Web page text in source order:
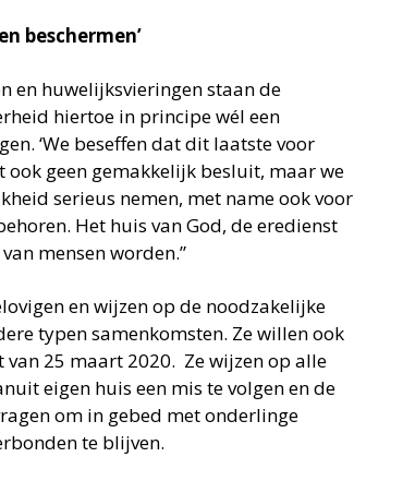
beschermen’
en huwelijksvieringen staan de
hiertoe in principe wél een
‘We beseffen dat dit laatste voor
geen gemakkelijk besluit, maar we
serieus nemen, met name ook voor
Het huis van God, de eredienst
mensen worden.”
en wijzen op de noodzakelijke
typen samenkomsten. Ze willen ook
van 25 maart 2020. Ze wijzen op alle
eigen huis een mis te volgen en de
om in gebed met onderlinge
te blijven.